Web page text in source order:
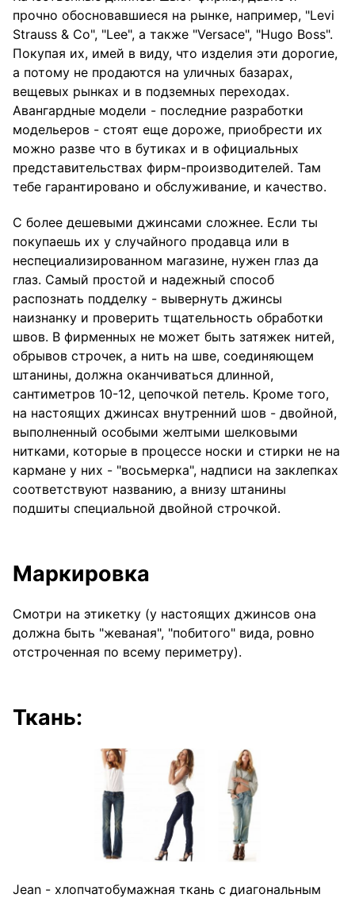
прочно обосновавшиеся на рынке, например, "Levi
Strauss & Со", "Lee", а также "Versace", "Hugo Boss".
Покупая их, имей в виду, что изделия эти дорогие,
а потому не продаются на уличных базарах,
вещевых рынках и в подземных переходах.
Авангардные модели - последние разработки
модельеров - стоят еще дороже, приобрести их
можно разве что в бутиках и в официальных
представительствах фирм-производителей. Там
тебе гарантировано и обслуживание, и качество.
С более дешевыми джинсами сложнее. Если ты
покупаешь их у случайного продавца или в
неспециализированном магазине, нужен глаз да
глаз. Самый простой и надежный способ
распознать подделку - вывернуть джинсы
наизнанку и проверить тщательность обработки
швов. В фирменных не может быть затяжек нитей,
обрывов строчек, а нить на шве, соединяющем
штанины, должна оканчиваться длинной,
сантиметров 10-12, цепочкой петель. Кроме того,
на настоящих джинсах внутренний шов - двойной,
выполненный особыми желтыми шелковыми
нитками, которые в процессе носки и стирки не на
кармане у них - "восьмерка", надписи на заклепках
соответствуют названию, а внизу штанины
подшиты специальной двойной строчкой.
Маркировка
Смотри на этикетку (у настоящих джинсов она
должна быть "жеваная", "побитого" вида, ровно
отстроченная по всему периметру).
Ткань:
Jean - хлопчатобумажная ткань с диагональным